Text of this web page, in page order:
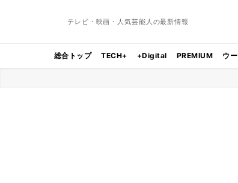
テレビ・映画・人気芸能人の最新情報
総合トップ TECH+ +Digital PREMIUM ウ